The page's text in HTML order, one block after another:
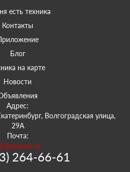
есть техника
Контакты
Блог
на карте
Новости
Адрес:
Волгоградская улица,
29А
Почта:
264-66-61